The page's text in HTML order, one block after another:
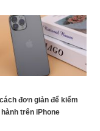
đơn giản để kiểm
trên iPhone